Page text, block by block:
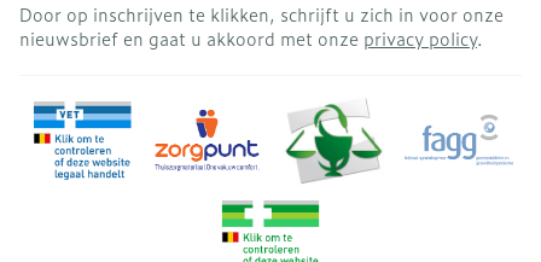
Door op inschrijven te klikken, schrijft u zich in voor onze
nieuwsbrief en gaat u akkoord met onze privacy policy.